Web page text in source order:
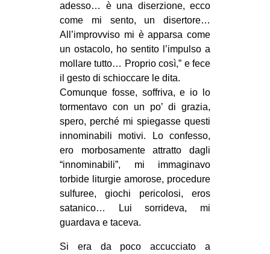
adesso… è una diserzione, ecco
come mi sento, un disertore…
All’improvviso mi è apparsa come
un ostacolo, ho sentito l’impulso a
mollare tutto… Proprio così,” e fece
il gesto di schioccare le dita.
Comunque fosse, soffriva, e io lo
tormentavo con un po’ di grazia,
spero, perché mi spiegasse questi
innominabili motivi. Lo confesso,
ero morbosamente attratto dagli
“innominabili”, mi immaginavo
torbide liturgie amorose, procedure
sulfuree, giochi pericolosi, eros
satanico… Lui sorrideva, mi
guardava e taceva.
Si era da poco accucciato a